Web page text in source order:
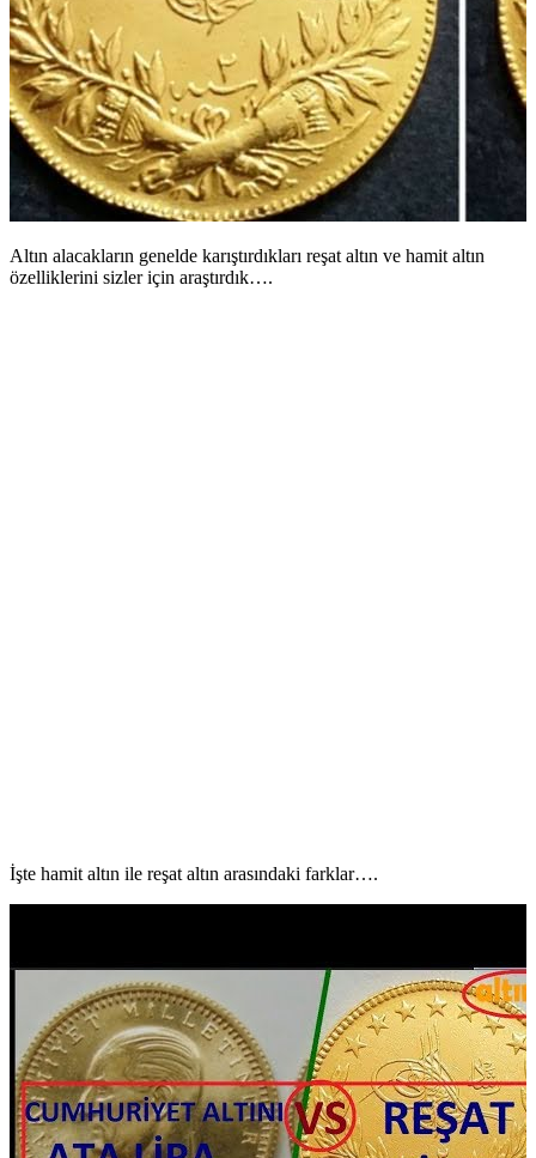
Altın alacakların genelde karıştırdıkları reşat altın ve hamit altın
özelliklerini sizler için araştırdık….
İşte hamit altın ile reşat altın arasındaki farklar….